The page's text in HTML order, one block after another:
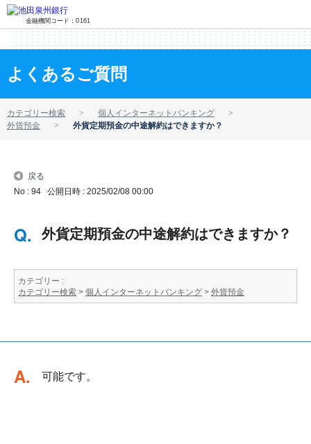
金融機関コード：0161
よくあるご質問
カテゴリー検索
個人インターネットバンキング
外貨預金
外貨定期預金の中途解約はできますか？
戻る
No : 94 公開日時 : 2025/02/08 00:00
外貨定期預金の中途解約はできますか？
カテゴリー :
カテゴリー検索 > 個人インターネットバンキング > 外貨預金
回答
可能です。